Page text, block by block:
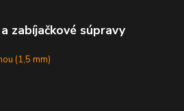
zabíjačkové súpravy
(1,5 mm)